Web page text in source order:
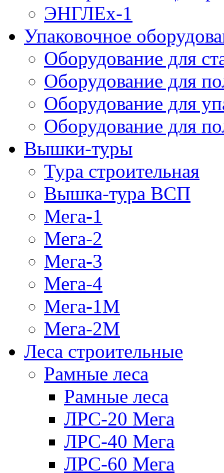
ЭНГЛЕх-1
Упаковочное
Оборудование для
Оборудование для
Оборудование для
Оборудование для
Вышки-туры
Тура строительная
Вышка-тура ВСП
Мега-1
Мега-2
Мега-3
Мега-4
Мега-1М
Мега-2М
Леса строительные
Рамные леса
Рамные леса
ЛРС-20 Мега
ЛРС-40 Мега
ЛРС-60 Мега